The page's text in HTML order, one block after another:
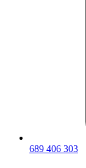
689 406 303